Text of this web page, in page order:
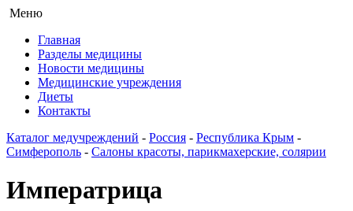
Меню
Главная
Разделы медицины
Новости медицины
Медицинские учреждения
Диеты
Контакты
Каталог медучреждений - Россия - Республика Крым -
Симферополь - Салоны красоты, парикмахерские, солярии
Императрица